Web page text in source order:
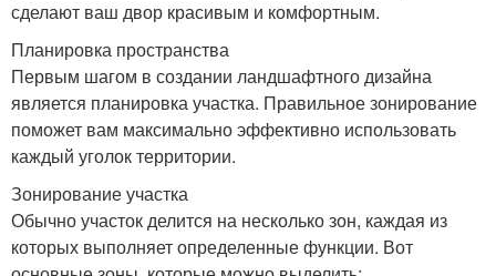
сделают ваш двор красивым и комфортным.
Планировка пространства
Первым шагом в создании ландшафтного дизайна
является планировка участка. Правильное зонирование
поможет вам максимально эффективно использовать
каждый уголок территории.
Зонирование участка
Обычно участок делится на несколько зон, каждая из
которых выполняет определенные функции. Вот